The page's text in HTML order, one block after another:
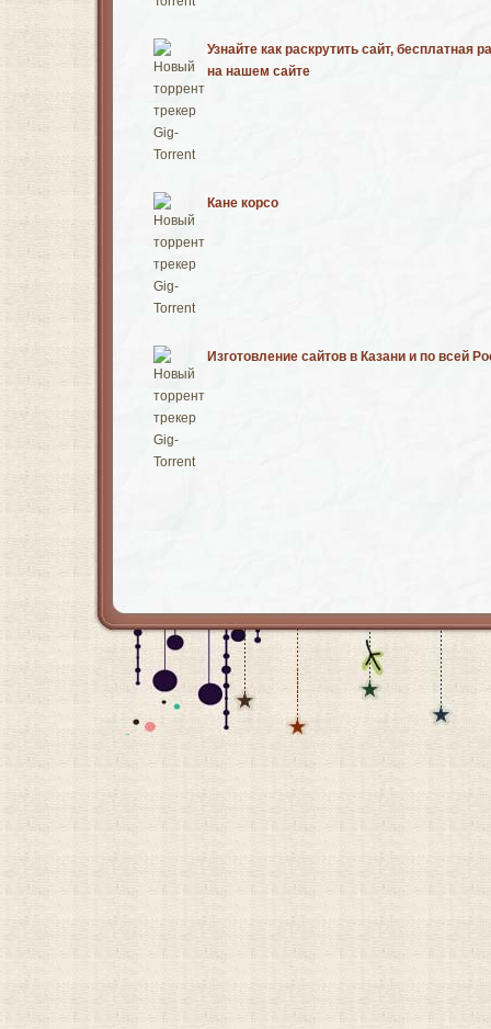
Узнайте как раскрутить сайт, бесплатная
на нашем сайте
Кане корсо
Изготовление сайтов в Казани и по всей